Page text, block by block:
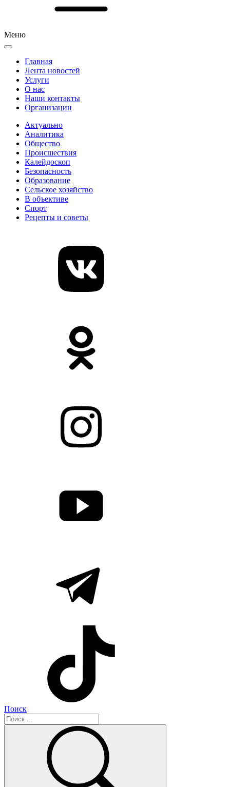
Меню
Главная
Лента новостей
Услуги
О нас
Наши контакты
Организации
Актуально
Аналитика
Общество
Происшествия
Калейдоскоп
Безопасность
Образование
Сельское хозяйство
В объективе
Спорт
Рецепты и советы
Поиск